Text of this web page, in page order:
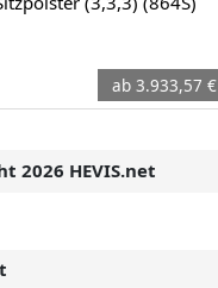
ab 3.933,57 €
2026 HEVIS.net